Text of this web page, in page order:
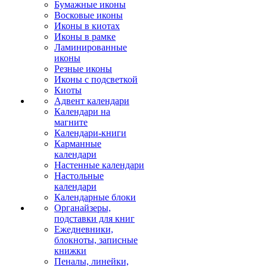
Бумажные иконы
Восковые иконы
Иконы в киотах
Иконы в рамке
Ламинированные
иконы
Резные иконы
Иконы с подсветкой
Киоты
Адвент календари
Календари на
магните
Календари-книги
Карманные
календари
Настенные календари
Настольные
календари
Календарные блоки
Органайзеры,
подставки для книг
Ежедневники,
блокноты, записные
книжки
Пеналы, линейки,